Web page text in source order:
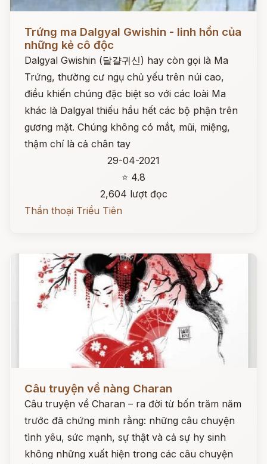
Trứng ma Dalgyal Gwishin - linh hồn của
những kẻ cô độc
Dalgyal Gwishin (달걀귀신) hay còn gọi là Ma
Trứng, thường cư ngụ chủ yếu trên núi cao,
điều khiến chúng đặc biệt so với các loài Ma
khác là Dalgyal thiếu hầu hết các bộ phận trên
gương mặt. Chúng không có mắt, mũi, miệng,
thậm chí là cả chân tay
29-04-2021
⭐ 4.8
2,604 lượt đọc
Thần thoại Triều Tiên
Câu truyện về nàng Charan
Câu truyện về Charan – ra đời từ bốn trăm năm
trước đã chứng minh rằng: những câu chuyện
tình yêu, sức mạnh, sự thật và cả sự hy sinh
không những xuất hiện trong các câu chuyện